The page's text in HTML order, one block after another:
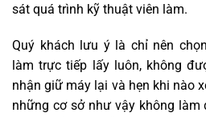
sát quá trình kỹ thuật viên làm.
Quý khách lưu ý là chỉ nên
làm trực tiếp lấy luôn, không
nhận giữ máy lại và hẹn khi nào
những cơ sở như vậy không